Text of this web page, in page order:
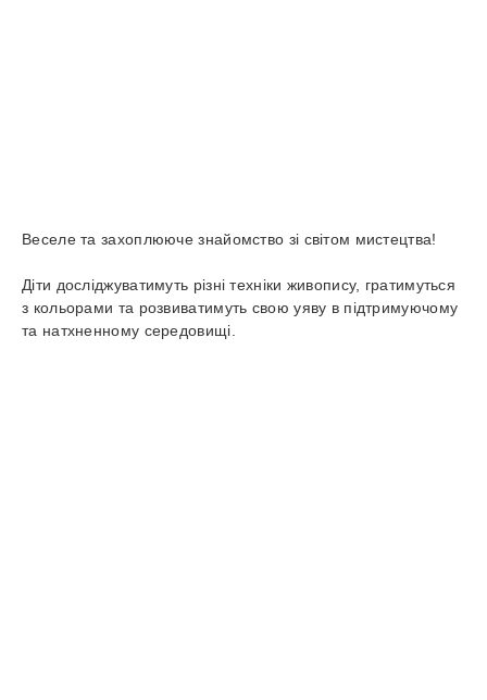
Веселе та захоплююче знайомство зі світом мистецтва!
Діти досліджуватимуть різні техніки живопису, гратимуться
з кольорами та розвиватимуть свою уяву в підтримуючому
та натхненному середовищі.